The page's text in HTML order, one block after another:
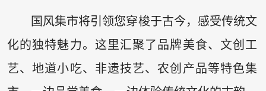
国风集市将引领您穿梭于古今，感受传统文
化的独特魅力。这里汇聚了品牌美食、文创工
艺、地道小吃、非遗技艺、农创产品等特色集